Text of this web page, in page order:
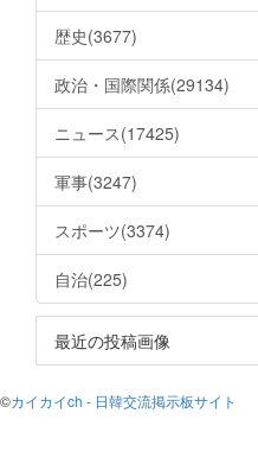
歴史(3677)
政治・国際関係(29134)
ニュース(17425)
軍事(3247)
スポーツ(3374)
自治(225)
最近の投稿画像
©カイカイch - 日韓交流掲示板サイト